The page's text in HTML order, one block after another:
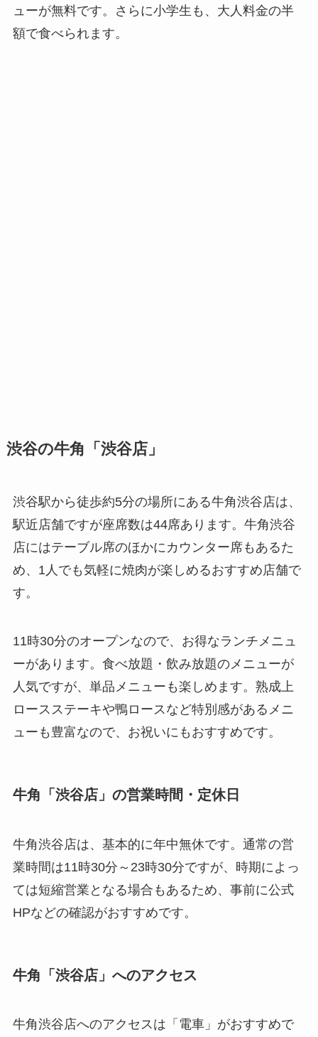
ューが無料です。さらに小学生も、大人料金の半
額で食べられます。
渋谷の牛角「渋谷店」
渋谷駅から徒歩約5分の場所にある牛角渋谷店は、
駅近店舗ですが座席数は44席あります。牛角渋谷
店にはテーブル席のほかにカウンター席もあるた
め、1人でも気軽に焼肉が楽しめるおすすめ店舗で
す。
11時30分のオープンなので、お得なランチメニュ
ーがあります。食べ放題・飲み放題のメニューが
人気ですが、単品メニューも楽しめます。熟成上
ロースステーキや鴨ロースなど特別感があるメニ
ューも豊富なので、お祝いにもおすすめです。
牛角「渋谷店」の営業時間・定休日
牛角渋谷店は、基本的に年中無休です。通常の営
業時間は11時30分～23時30分ですが、時期によっ
ては短縮営業となる場合もあるため、事前に公式
HPなどの確認がおすすめです。
牛角「渋谷店」へのアクセス
牛角渋谷店へのアクセスは「電車」がおすすめで